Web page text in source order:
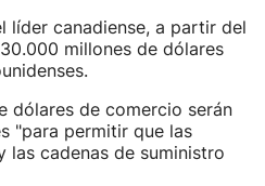
líder canadiense, a partir del
millones de dólares
dólares de comercio serán
"para permitir que las
las cadenas de suministro